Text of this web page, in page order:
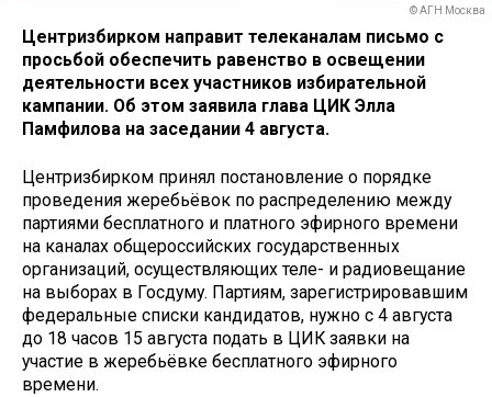
© АГН Москва
Центризбирком направит телеканалам письмо с
просьбой обеспечить равенство в освещении
деятельности всех участников избирательной
кампании. Об этом заявила глава ЦИК Элла
Памфилова на заседании 4 августа.
Центризбирком принял постановление о порядке
проведения жеребьёвок по распределению между
партиями бесплатного и платного эфирного времени
на каналах общероссийских государственных
организаций, осуществляющих теле- и радиовещание
на выборах в Госдуму​​​. Партиям, зарегистрировавшим
федеральные списки кандидатов, нужно с 4 августа
до 18 часов 15 августа подать в ЦИК заявки на
участие в жеребьёвке бесплатного эфирного
времени.